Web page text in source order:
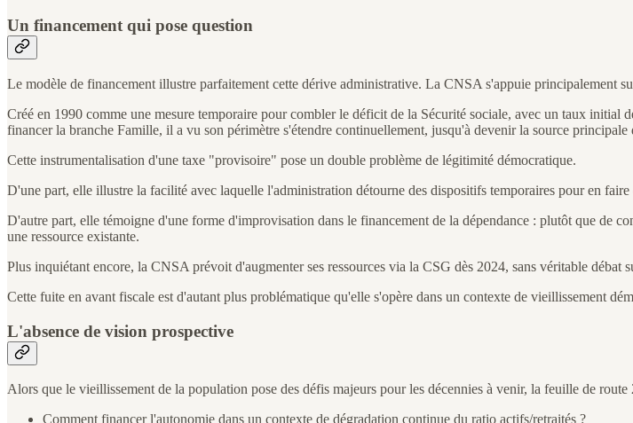
Un financement qui pose question
Le modèle de financement illustre parfaitement cette dérive administrative. La CNSA s'appuie principalement
Créé en 1990 comme une mesure temporaire pour combler le déficit de la Sécurité sociale, avec un taux
financer la branche Famille, il a vu son périmètre s'étendre continuellement, jusqu'à devenir la source
Cette instrumentalisation d'une taxe "provisoire" pose un double problème de légitimité démocratique.
D'une part, elle illustre la facilité avec laquelle l'administration détourne des dispositifs temporaires pour en faire
D'autre part, elle témoigne d'une forme d'improvisation dans le financement de la dépendance : plutôt que de
une ressource existante.
Plus inquiétant encore, la CNSA prévoit d'augmenter ses ressources via la CSG dès 2024, sans véritable débat
Cette fuite en avant fiscale est d'autant plus problématique qu'elle s'opère dans un contexte de vieillissement
L'absence de vision prospective
Alors que le vieillissement de la population pose des défis majeurs pour les décennies à venir, la feuille de
Comment financer l'autonomie dans un contexte de dégradation continue du ratio actifs/retraités ?